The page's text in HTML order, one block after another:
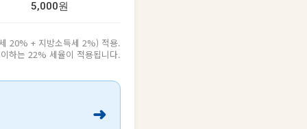
5,000원
20% + 지방소득세 2%) 적용.
하는 22% 세율이 적용됩니다.
➜